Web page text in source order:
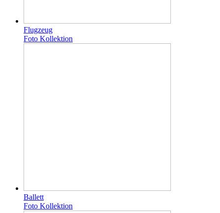
Flugzeug
Foto Kollektion
Ballett
Foto Kollektion